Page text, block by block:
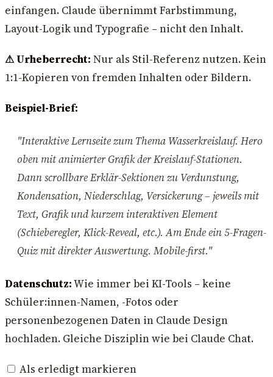
einfangen. Claude übernimmt Farbstimmung,
Layout-Logik und Typografie – nicht den Inhalt.
⚠ Urheberrecht: Nur als Stil-Referenz nutzen. Kein
1:1-Kopieren von fremden Inhalten oder Bildern.
Beispiel-Brief:
"Interaktive Lernseite zum Thema Wasserkreislauf. Hero
oben mit animierter Grafik der Kreislauf-Stationen.
Dann scrollbare Erklär-Sektionen zu Verdunstung,
Kondensation, Niederschlag, Versickerung – jeweils mit
Text, Grafik und kurzem interaktiven Element
(Schieberegler, Klick-Reveal, etc.). Am Ende ein 5-Fragen-
Quiz mit direkter Auswertung. Mobile-first."
Datenschutz:Wie immer bei KI-Tools – keine
Schüler:innen-Namen, -Fotos oder
personenbezogenen Daten in Claude Design
hochladen. Gleiche Disziplin wie bei Claude Chat.
Als erledigt markieren